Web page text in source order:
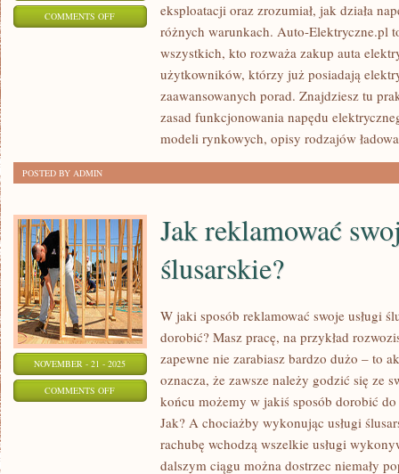
COMMENTS OFFON
eksploatacji oraz zrozumiał, jak działa
różnych warunkach. Auto-Elektryczne.pl
wszystkich, kto rozważa zakup auta
użytkowników, którzy już posiadają
zaawansowanych porad. Znajdziesz tu
zasad funkcjonowania napędu
modeli rynkowych, opisy rodzajów
POSTED BY ADMIN
NOVEMBER - 21 - 2025
COMMENTS OFFON
Jak reklamować
ślusarskie?
W jaki sposób reklamować swoje usługi
dorobić? Masz pracę, na przykład
zapewne nie zarabiasz bardzo dużo – to
oznacza, że zawsze należy godzić się ze
końcu możemy w jakiś sposób dorobić
Jak? A chociażby wykonując usługi
rachubę wchodzą wszelkie usługi
dalszym ciągu można dostrzec niemały